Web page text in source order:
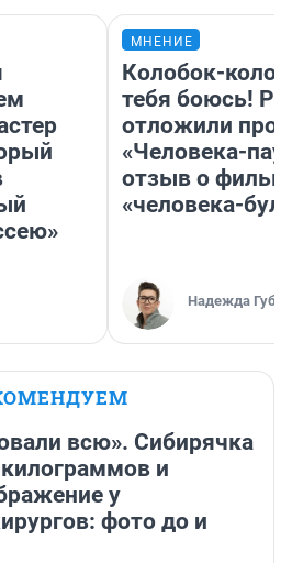
МНЕНИЕ
Колобок-
тебя боюсь!
отложили
«Человека-
отзыв о
«человека-
Надежда
всю». Сибирячка
и
у
фото до и